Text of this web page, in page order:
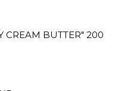
BUTTER" 200